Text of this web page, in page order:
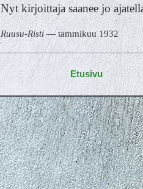
Nyt kirjoittaja saanee jo
Ruusu-Risti— tammikuu 1932
Etusivu